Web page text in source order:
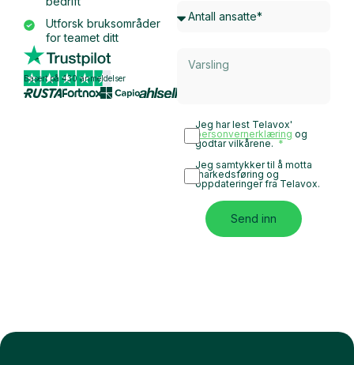
Utforsk bruksområder
for teamet ditt
Basert på 430 anmeldelser
Jeg har lest Telavox'
personvernerklæring og
godtar vilkårene.
Jeg samtykker til å motta
markedsføring og
oppdateringer fra Telavox.
Send inn